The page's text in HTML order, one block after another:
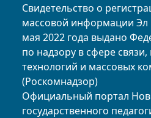
Свидетельство о
массовой информации
мая 2022 года выдано
по надзору в сфере
технологий и массовых
(Роскомнадзор)
Официальный портал
государственного